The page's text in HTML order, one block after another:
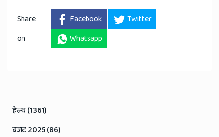
Share
on
Facebook
Twitter
Whatsapp
हेल्थ (1361)
बजट 2025 (86)